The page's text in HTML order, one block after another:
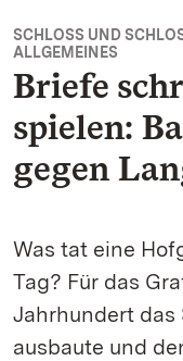
SCHLOSS UND
ALLGEMEINES
Briefe
spielen:
gegen
Was tat eine
Tag? Für das
Jahrhundert das
ausbaute und